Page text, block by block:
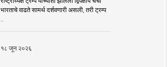
भारताचे वाढते सामर्थ दर्शवणारी असली, तरी ट्रम्प
१८ जून २०२६